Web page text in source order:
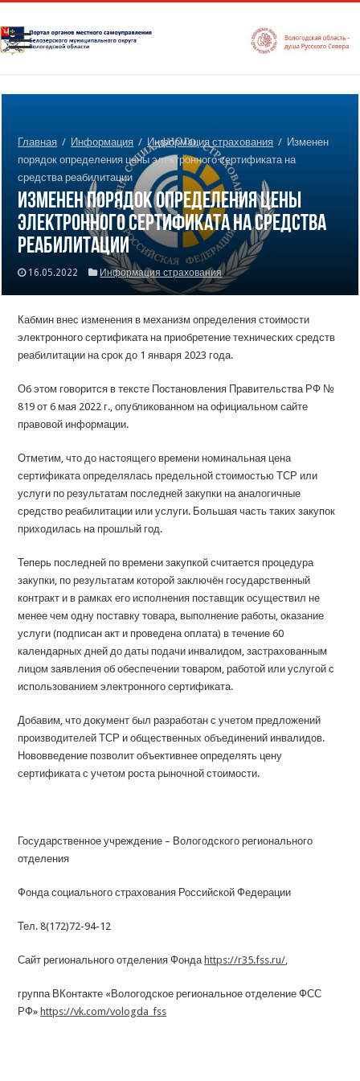
Главная / Информация / Информация страхования / Изменен
порядок определения цены электронного сертификата на
средства реабилитации
Изменен порядок определения цены
электронного сертификата на средства
реабилитации
16.05.2022 Информация страхования
Кабмин внес изменения в механизм определения стоимости
электронного сертификата на приобретение технических средств
реабилитации на срок до 1 января 2023 года.
Об этом говорится в тексте Постановления Правительства РФ №
819 от 6 мая 2022 г., опубликованном на официальном сайте
правовой информации.
Отметим, что до настоящего времени номинальная цена
сертификата определялась предельной стоимостью ТСР или
услуги по результатам последней закупки на аналогичные
средство реабилитации или услуги. Большая часть таких закупок
приходилась на прошлый год.
Теперь последней по времени закупкой считается процедура
закупки, по результатам которой заключён государственный
контракт и в рамках его исполнения поставщик осуществил не
менее чем одну поставку товара, выполнение работы, оказание
услуги (подписан акт и проведена оплата) в течение 60
календарных дней до даты подачи инвалидом, застрахованным
лицом заявления об обеспечении товаром, работой или услугой с
использованием электронного сертификата.
Добавим, что документ был разработан с учетом предложений
производителей ТСР и общественных объединений инвалидов.
Нововведение позволит объективнее определять цену
сертификата с учетом роста рыночной стоимости.
Государственное учреждение – Вологодского регионального
отделения
Фонда социального страхования Российской Федерации
Тел. 8(172)72-94-12
Сайт регионального отделения Фонда https://r35.fss.ru/,
группа ВКонтакте «Вологодское региональное отделение ФСС
РФ» https://vk.com/vologda_fss